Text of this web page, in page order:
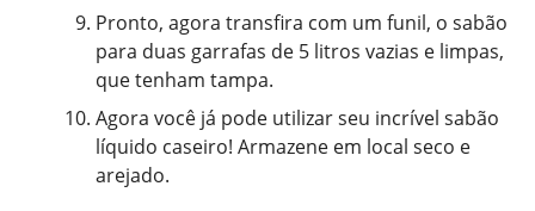
Pronto, agora transfira com um funil, o sabão
para duas garrafas de 5 litros vazias e limpas,
que tenham tampa.
Agora você já pode utilizar seu incrível sabão
líquido caseiro! Armazene em local seco e
arejado.